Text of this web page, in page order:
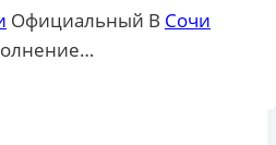
Официальный В Сочи